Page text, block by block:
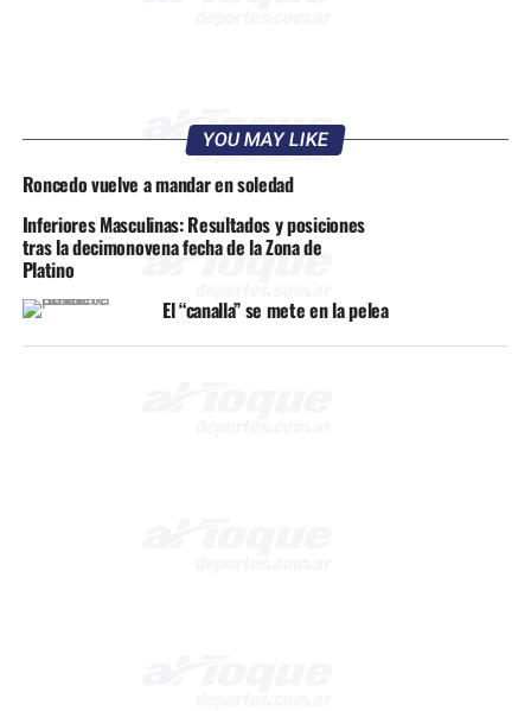
YOU MAY LIKE
Roncedo vuelve a mandar en soledad
Inferiores Masculinas: Resultados y posiciones
tras la decimonovena fecha de la Zona de
Platino
El “canalla” se mete en la pelea